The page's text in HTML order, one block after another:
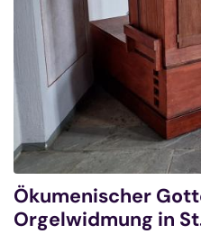
Ökumenischer
Orgelwidmung in